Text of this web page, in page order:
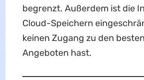
begrenzt. Außerdem ist die
Cloud-Speichern
keinen Zugang zu den
Angeboten hast.